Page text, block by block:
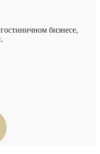
бизнесе,